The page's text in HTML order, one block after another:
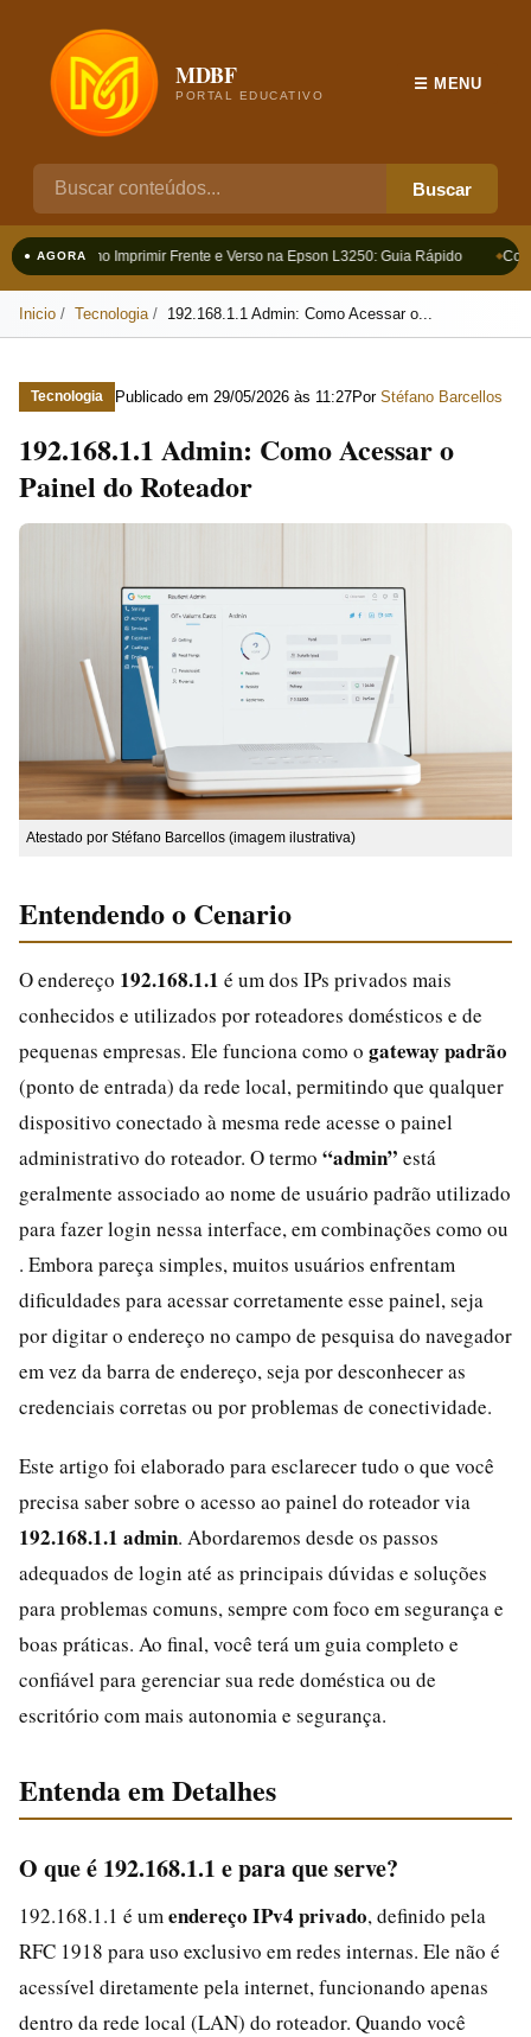
MDBF
PORTAL EDUCATIVO
Buscar
☰ MENU
● AGORAComo Imprimir Frente e Verso na Epson L3250: Guia Rápido
Inicio Tecnologia 192.168.1.1 Admin: Como Acessar o...
Tecnologia Publicado em 29/05/2026 às 11:27Por Stéfano Barcellos
192.168.1.1 Admin: Como Acessar o
Painel do Roteador
Atestado por Stéfano Barcellos (imagem ilustrativa)
Entendendo o Cenario
O endereço 192.168.1.1 é um dos IPs privados mais
conhecidos e utilizados por roteadores domésticos e de
pequenas empresas. Ele funciona como o gateway padrão
(ponto de entrada) da rede local, permitindo que qualquer
dispositivo conectado à mesma rede acesse o painel
administrativo do roteador. O termo “admin” está
geralmente associado ao nome de usuário padrão utilizado
para fazer login nessa interface, em combinações como ou
. Embora pareça simples, muitos usuários enfrentam
dificuldades para acessar corretamente esse painel, seja
por digitar o endereço no campo de pesquisa do navegador
em vez da barra de endereço, seja por desconhecer as
credenciais corretas ou por problemas de conectividade.
Este artigo foi elaborado para esclarecer tudo o que você
precisa saber sobre o acesso ao painel do roteador via
192.168.1.1 admin. Abordaremos desde os passos
adequados de login até as principais dúvidas e soluções
para problemas comuns, sempre com foco em segurança e
boas práticas. Ao final, você terá um guia completo e
confiável para gerenciar sua rede doméstica ou de
escritório com mais autonomia e segurança.
Entenda em Detalhes
O que é 192.168.1.1 e para que serve?
192.168.1.1 é um endereço IPv4 privado, definido pela
RFC 1918 para uso exclusivo em redes internas. Ele não é
acessível diretamente pela internet, funcionando apenas
dentro da rede local (LAN) do roteador. Quando você